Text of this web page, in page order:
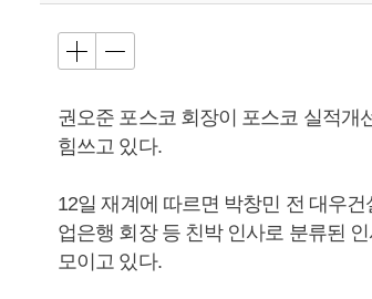
권오준 포스코 회장이 포스코 실적개
힘쓰고 있다.
12일 재계에 따르면 박창민 전 대우
업은행 회장 등 친박 인사로 분류된
모이고 있다.